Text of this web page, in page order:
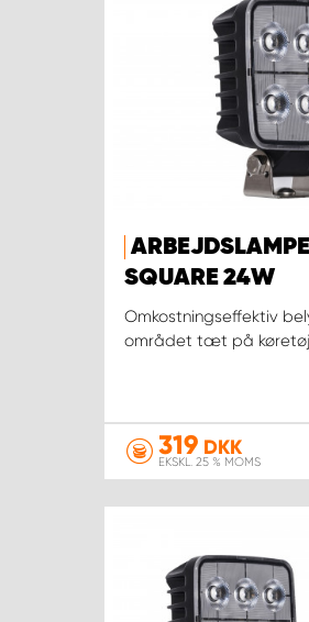
SQUARE 24W
Omkostningseffektiv
området tæt på
319 DKK
EKSKL. 25 % MOMS